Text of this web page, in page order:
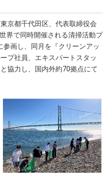
京都千代田区、代表取締役会
界で同時開催される清掃活動プ
参画し、同月を『クリーンアッ
プ社員、エキスパートスタッ
協力し、国内外約70拠点にて